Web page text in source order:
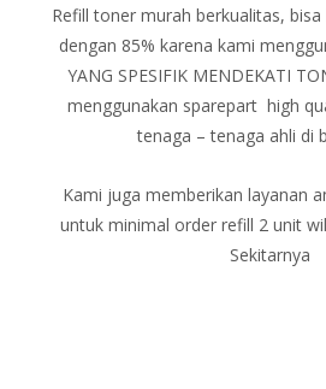
Refill toner murah berkualitas,
dengan 85% karena kami
YANG SPESIFIK MENDEKATI
menggunakan sparepart high
tenaga – tenaga ahli di
Kami juga memberikan layanan
untuk minimal order refill 2 unit
Sekitarnya